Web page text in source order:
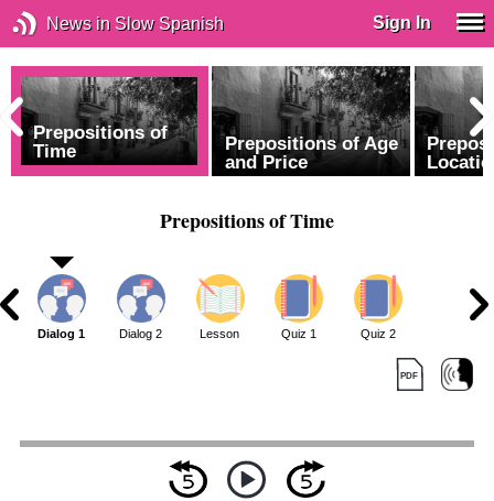
News in Slow Spanish Sign In
Prepositions of
Time
Prepositions of Age
and Price
Prepositions of Time
Dialog 1 Dialog 2 Lesson Quiz 1 Quiz 2